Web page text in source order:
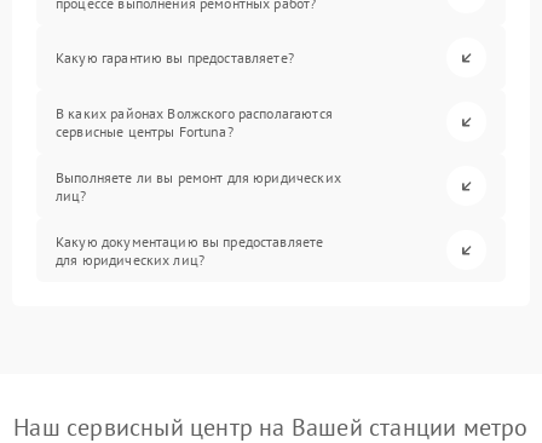
Какую гарантию вы предоставляете?
В каких районах Волжского располагаются
сервисные центры Fortuna?
Выполняете ли вы ремонт для юридических
лиц?
Какую документацию вы предоставляете
для юридических лиц?
Наш сервисный центр на Вашей станции метро